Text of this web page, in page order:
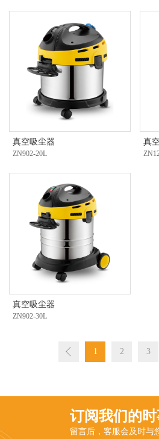
真空吸尘器
ZN902-20L
真
真空吸尘器
ZN902-30L
1 2 3
登
订阅我们的
留言后，客服会及时与